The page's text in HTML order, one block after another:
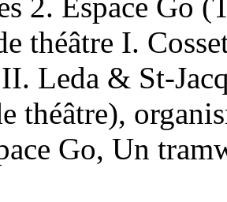
théâtre I.
Leda & St-
théâtre),
Go, Un